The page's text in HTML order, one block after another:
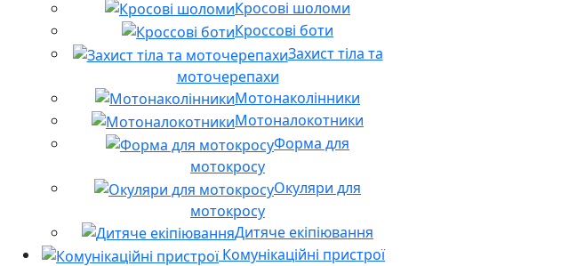
Кросові шоломи
Кроссові боти
Захист тіла та
моточерепахи
Мотонаколінники
Мотоналокотники
Форма для
мотокросу
Окуляри для
мотокросу
Дитяче екіпіювання
Комунікаційні пристрої